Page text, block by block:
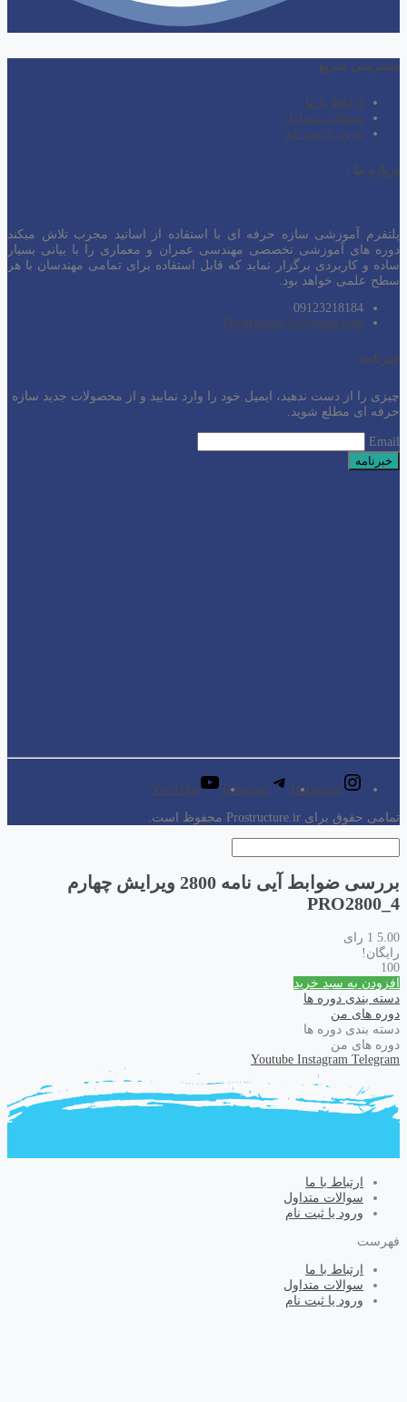
دسترسی سریع
ارتباط با ما
سوالات متداول
ورود یا ثبت نام
درباره ما :
پلتفرم آموزشی سازه حرفه ای با استفاده از اساتید مجرب تلاش میکند
دوره های آموزشی تخصصی مهندسی عمران و معماری را با بیانی بسیار
ساده و کاربردی برگزار نماید که قابل استفاده برای تمامی مهندسان با هر
سطح علمی خواهد بود.
09123218184
Prostructure.ir@gmail.com
خبرنامه
چیزی را از دست ندهید، ایمیل خود را وارد نمایید و از محصولات جدید سازه
حرفه ای مطلع شوید.
Email
Instagram
Telegram
YouTube
تمامی حقوق برای Prostructure.ir محفوظ است.
بررسی ضوابط آیی نامه 2800 ویرایش چهارم
PRO2800_4
5.00 1 رای
رایگان!
100
افزودن به سبد خرید
دسته بندی دوره ها
دوره های من
دسته بندی دوره ها
دوره های من
Youtube Instagram Telegram
ارتباط با ما
سوالات متداول
ورود یا ثبت نام
فهرست
ارتباط با ما
سوالات متداول
ورود یا ثبت نام